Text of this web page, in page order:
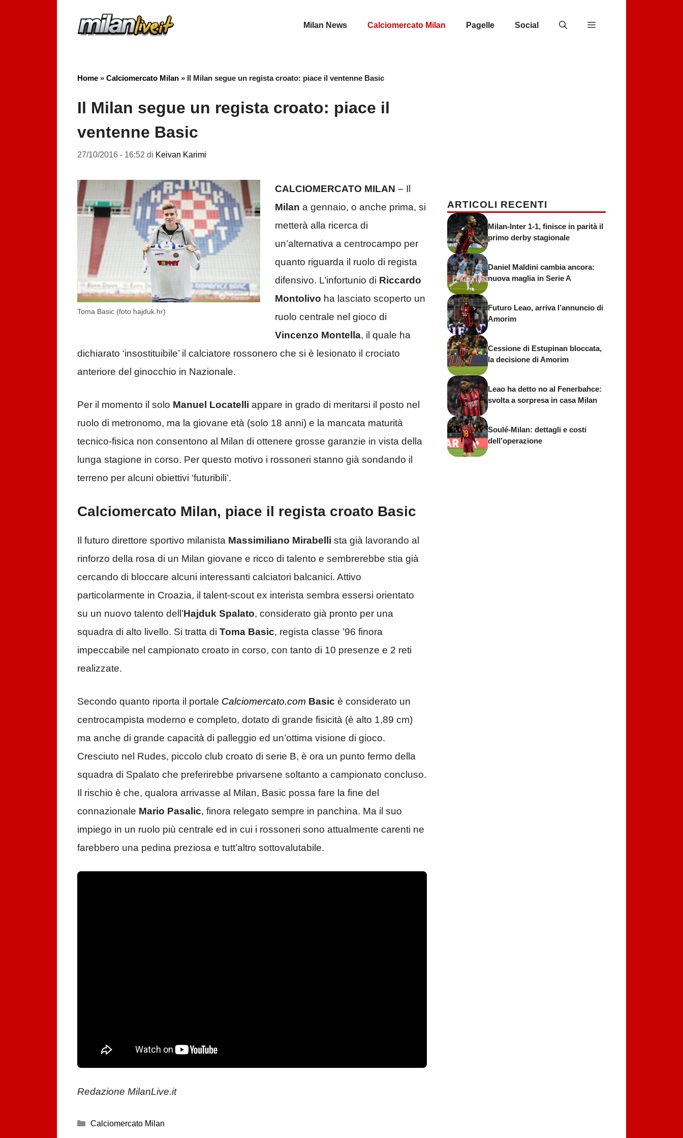
Milan News Calciomercato Milan Pagelle Social
Home » Calciomercato Milan » Il Milan segue un regista croato: piace il ventenne Basic
Il Milan segue un regista croato: piace il
ventenne Basic
27/10/2016 - 16:52 di Keivan Karimi
Toma Basic (foto hajduk.hr)
CALCIOMERCATO MILAN – Il
Milan a gennaio, o anche prima, si
metterà alla ricerca di
un’alternativa a centrocampo per
quanto riguarda il ruolo di regista
difensivo. L’infortunio di Riccardo
Montolivo ha lasciato scoperto un
ruolo centrale nel gioco di
Vincenzo Montella, il quale ha
dichiarato ‘insostituibile’ il calciatore rossonero che si è lesionato il crociato
anteriore del ginocchio in Nazionale.
Per il momento il solo Manuel Locatelli appare in grado di meritarsi il posto nel
ruolo di metronomo, ma la giovane età (solo 18 anni) e la mancata maturità
tecnico-fisica non consentono al Milan di ottenere grosse garanzie in vista della
lunga stagione in corso. Per questo motivo i rossoneri stanno già sondando il
terreno per alcuni obiettivi ‘futuribili’.
Calciomercato Milan, piace il regista croato Basic
Il futuro direttore sportivo milanista Massimiliano Mirabelli sta già lavorando al
rinforzo della rosa di un Milan giovane e ricco di talento e sembrerebbe stia già
cercando di bloccare alcuni interessanti calciatori balcanici. Attivo
particolarmente in Croazia, il talent-scout ex interista sembra essersi orientato
su un nuovo talento dell’Hajduk Spalato, considerato già pronto per una
squadra di alto livello. Si tratta di Toma Basic, regista classe ’96 finora
impeccabile nel campionato croato in corso, con tanto di 10 presenze e 2 reti
realizzate.
Secondo quanto riporta il portale Calciomercato.com Basic è considerato un
centrocampista moderno e completo, dotato di grande fisicità (è alto 1,89 cm)
ma anche di grande capacità di palleggio ed un’ottima visione di gioco.
Cresciuto nel Rudes, piccolo club croato di serie B, è ora un punto fermo della
squadra di Spalato che preferirebbe privarsene soltanto a campionato concluso.
Il rischio è che, qualora arrivasse al Milan, Basic possa fare la fine del
connazionale Mario Pasalic, finora relegato sempre in panchina. Ma il suo
impiego in un ruolo più centrale ed in cui i rossoneri sono attualmente carenti ne
farebbero una pedina preziosa e tutt’altro sottovalutabile.
Redazione MilanLive.it
Categorie
Calciomercato Milan
ARTICOLI RECENTI
Milan-Inter 1-1, finisce in parità il
primo derby stagionale
Daniel Maldini cambia ancora:
nuova maglia in Serie A
Futuro Leao, arriva l’annuncio di
Amorim
Cessione di Estupinan bloccata,
la decisione di Amorim
Leao ha detto no al Fenerbahce:
svolta a sorpresa in casa Milan
Soulé-Milan: dettagli e costi
dell’operazione